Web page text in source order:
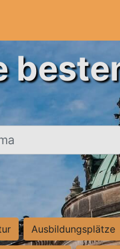
Ausbildungsplätze